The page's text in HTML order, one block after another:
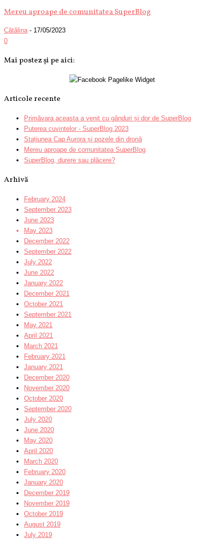
Mereu aproape de comunitatea SuperBlog
Cătălina - 17/05/2023
0
Mai postez și pe aici:
Articole recente
Primăvara aceasta a venit cu gânduri și dor de SuperBlog
Puterea cuvintelor - SuperBlog 2023
Stațiunea Cap Aurora și pozele din dronă
Mereu aproape de comunitatea SuperBlog
SuperBlog, durere sau plăcere?
Arhivă
February 2024
September 2023
June 2023
May 2023
December 2022
September 2022
July 2022
June 2022
January 2022
December 2021
October 2021
September 2021
May 2021
April 2021
March 2021
February 2021
January 2021
December 2020
November 2020
October 2020
September 2020
July 2020
June 2020
May 2020
April 2020
March 2020
February 2020
January 2020
December 2019
November 2019
October 2019
August 2019
July 2019